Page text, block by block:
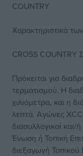
COUNTRY
Χαρακτηριστικά
CROSS COUNTRY
Πρόκειται για
τερματισμού. Η
χιλιόμετρα, και η
λεπτά. Αγώνες
διασυλλογικοί
Ένωση ή Τοπική
διεξαγωγή